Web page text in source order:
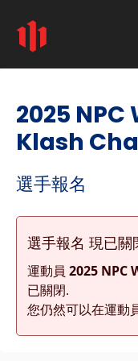
2025 NPC
Klash
選手報名
選手報名 現已關
運動員 2025 NPC
已關閉.
您仍然可以在運動